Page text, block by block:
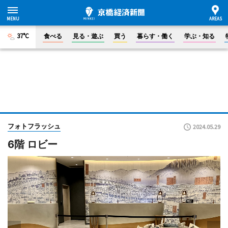
37°C 食べる 見る・遊ぶ 買う 暮らす・働く 学ぶ・知る
フォトフラッシュ 2024.05.29
6階 ロビー